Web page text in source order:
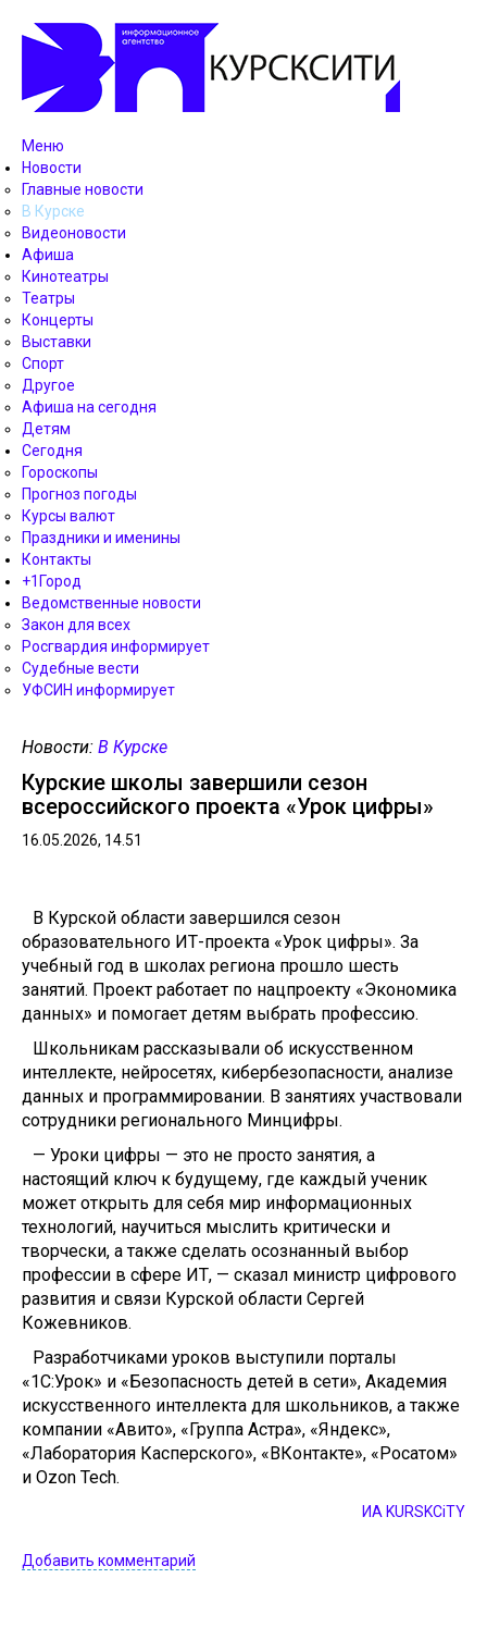
Меню
Новости
Главные новости
В Курске
Видеоновости
Афиша
Кинотеатры
Театры
Концерты
Выставки
Спорт
Другое
Афиша на сегодня
Детям
Сегодня
Гороскопы
Прогноз погоды
Курсы валют
Праздники и именины
Контакты
+1Город
Ведомственные новости
Закон для всех
Росгвардия информирует
Судебные вести
УФСИН информирует
Новости: В Курске
Курские школы завершили сезон
всероссийского проекта «Урок цифры»
16.05.2026, 14.51
В Курской области завершился сезон
образовательного ИТ-проекта «Урок цифры». За
учебный год в школах региона прошло шесть
занятий. Проект работает по нацпроекту «Экономика
данных» и помогает детям выбрать профессию.
Школьникам рассказывали об искусственном
интеллекте, нейросетях, кибербезопасности, анализе
данных и программировании. В занятиях участвовали
сотрудники регионального Минцифры.
— Уроки цифры — это не просто занятия, а
настоящий ключ к будущему, где каждый ученик
может открыть для себя мир информационных
технологий, научиться мыслить критически и
творчески, а также сделать осознанный выбор
профессии в сфере ИТ, — сказал министр цифрового
развития и связи Курской области Сергей
Кожевников.
Разработчиками уроков выступили порталы
«1С:Урок» и «Безопасность детей в сети», Академия
искусственного интеллекта для школьников, а также
компании «Авито», «Группа Астра», «Яндекс»,
«Лаборатория Касперского», «ВКонтакте», «Росатом»
и Ozon Tech.
ИА KURSKCiTY
Добавить комментарий